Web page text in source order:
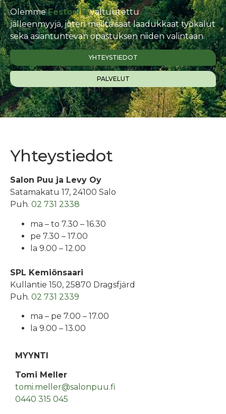
OlemmeFestoolinvaltuutettu
jälleenmyyjä,joten meiltä saat laadukkaat työkalut
sekä asiantuntevan opastuksen niiden valintaan.
YHTEYSTIEDOT
PALVELUT
Yhteystiedot
Salon Puu ja Levy Oy
Satamakatu 17, 24100 Salo
Puh. 02 731 2338
ma – to 7.30 – 16.30
pe 7.30 – 17.00
la 9.00 – 12.00
SPL Kemiönsaari
Kullantie 150, 25870 Dragsfjärd
Puh. 02 731 2339
ma – pe 7.00 – 17.00
la 9.00 – 13.00
MYYNTI
Tomi Meller
tomi.meller@salonpuu.fi
0440 315 045